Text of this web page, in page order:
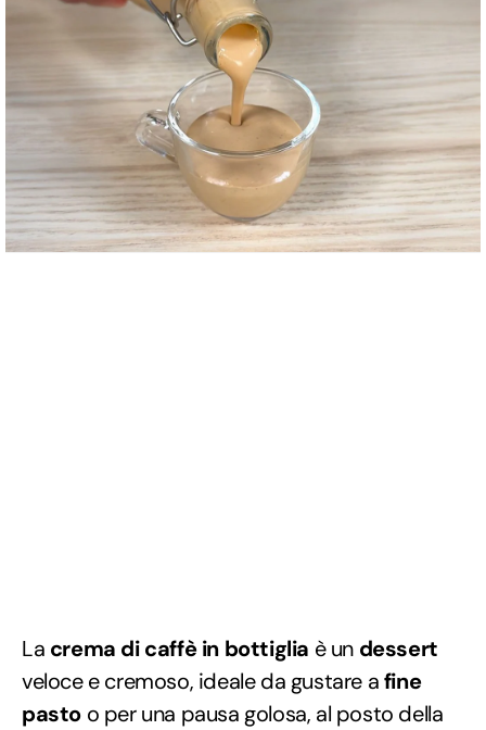
La crema di caffè in bottiglia è un dessert
veloce e cremoso, ideale da gustare afine
pasto o per una pausa golosa, al posto della